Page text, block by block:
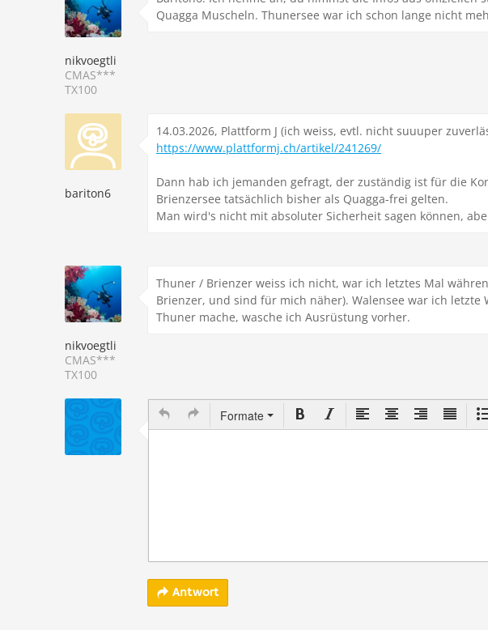
nikvoegtli
CMAS***
TX100
Quagga Muscheln. Thunersee war ich schon lange nicht
bariton6
14.03.2026, Plattform J (ich weiss, evtl. nicht suuuper
https://www.plattformj.ch/artikel/241269/
Dann hab ich jemanden gefragt, der zuständig ist für die
Brienzersee tatsächlich bisher als Quagga-frei gelten.
Man wird's nicht mit absoluter Sicherheit sagen können,
nikvoegtli
CMAS***
TX100
Thuner / Brienzer weiss ich nicht, war ich letztes Mal
Brienzer, und sind für mich näher). Walensee war ich
Thuner mache, wasche ich Ausrüstung vorher.
Formate
Antwort